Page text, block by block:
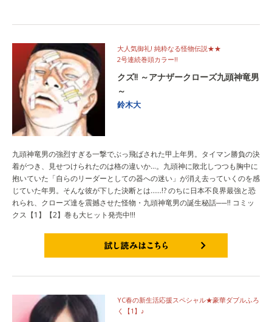
大人気御礼! 純粋なる怪物伝説★★
2号連続巻頭カラー!!
クズ!! ～アナザークローズ九頭神竜男
～
鈴木大
九頭神竜男の強烈すぎる一撃でぶっ飛ばされた甲上年男。タイマン勝負の決
着がつき、見せつけられたのは格の違いか…。九頭神に敗北しつつも胸中に
抱いていた「自らのリーダーとしての器への迷い」が消え去っていくのを感
じていた年男。そんな彼が下した決断とは……!? のちに日本不良界最強と恐
れられ、クローズ達を震撼させた怪物・九頭神竜男の誕生秘話──!! コミッ
クス【1】【2】巻も大ヒット発売中!!!
YC春の新生活応援スペシャル★豪華ダブルふろ
く【1】♪